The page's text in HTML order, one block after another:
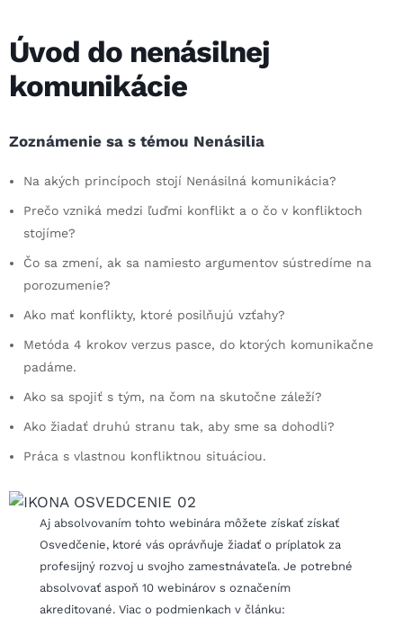
Úvod do nenásilnej
komunikácie
Zoznámenie sa s témou Nenásilia
Na akých princípoch stojí Nenásilná komunikácia?
Prečo vzniká medzi ľuďmi konflikt a o čo v konfliktoch
stojíme?
Čo sa zmení, ak sa namiesto argumentov sústredíme na
porozumenie?
Ako mať konflikty, ktoré posilňujú vzťahy?
Metóda 4 krokov verzus pasce, do ktorých komunikačne
padáme.
Ako sa spojiť s tým, na čom na skutočne záleží?
Ako žiadať druhú stranu tak, aby sme sa dohodli?
Práca s vlastnou konfliktnou situáciou.
Aj absolvovaním tohto webinára môžete získať získať
Osvedčenie, ktoré vás oprávňuje žiadať o príplatok za
profesijný rozvoj u svojho zamestnávateľa. Je potrebné
absolvovať aspoň 10 webinárov s označením
akreditované. Viac o podmienkach v článku: